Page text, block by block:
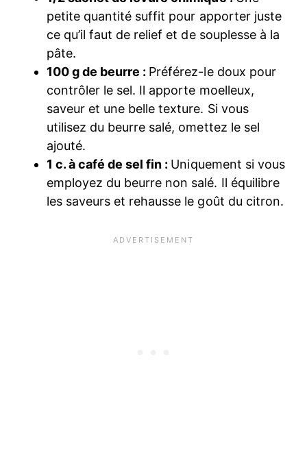
petite quantité suffit pour apporter juste
ce qu’il faut de relief et de souplesse à la
pâte.
100 g de beurre : Préférez-le doux pour
contrôler le sel. Il apporte moelleux,
saveur et une belle texture. Si vous
utilisez du beurre salé, omettez le sel
ajouté.
1 c. à café de sel fin : Uniquement si vous
employez du beurre non salé. Il équilibre
les saveurs et rehausse le goût du citron.